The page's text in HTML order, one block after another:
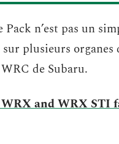
n’est pas un
plusieurs
de Subaru.
and WRX STI